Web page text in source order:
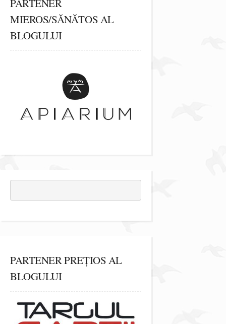
MIEROS/SĂNĂTOS AL
BLOGULUI
PARTENER PREȚIOS AL
BLOGULUI